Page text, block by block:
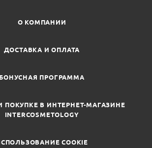
О КОМПАНИИ
ДОСТАВКА И ОПЛАТА
БОНУСНАЯ ПРОГРАММА
ПОКУПКЕ В ИНТЕРНЕТ-МАГАЗИНЕ
INTERCOSMETOLOGY
COOKIE